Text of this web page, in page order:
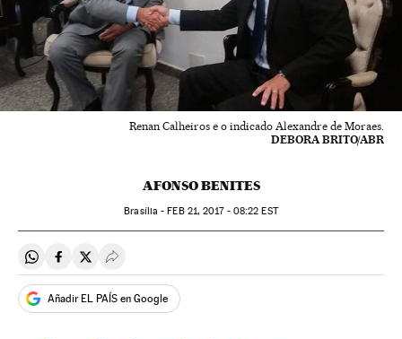
Renan Calheiros e o indicado Alexandre de Moraes.
DEBORA BRITO/ABR
AFONSO BENITES
Brasília - FEB21, 2017 - 08:22 EST
Compartir en Whatsapp
Compartir en Facebook
Compartir en Twitter
Desplegar Redes Sociales
Añadir EL PAÍS en Google